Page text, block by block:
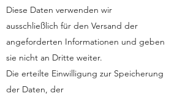
Diese Daten verwenden wir
ausschließlich für den Versand der
angeforderten Informationen und geben
sie nicht an Dritte weiter.
Die erteilte Einwilligung zur Speicherung
der Daten, der